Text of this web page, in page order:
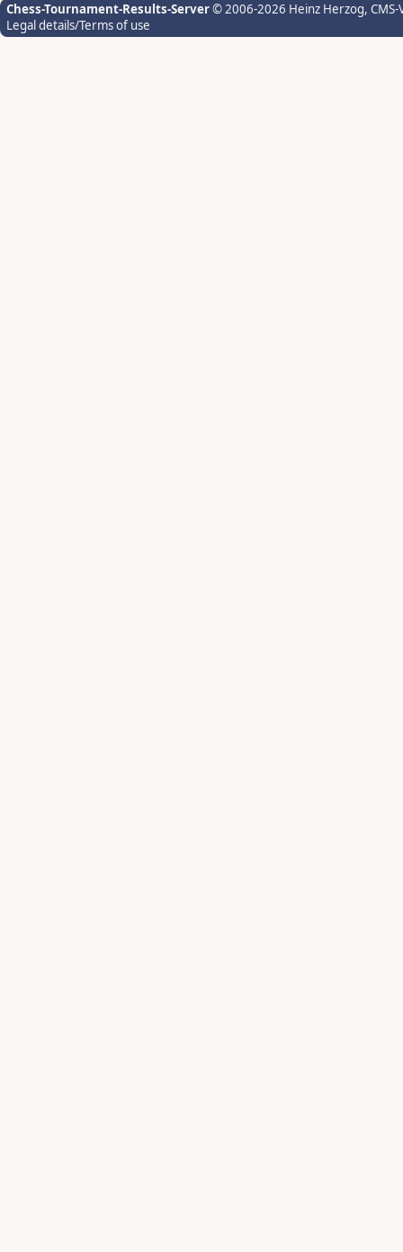
Chess-Tournament-Results-Server© 2006-2026 Heinz Herzog,
Legal details/Terms of use